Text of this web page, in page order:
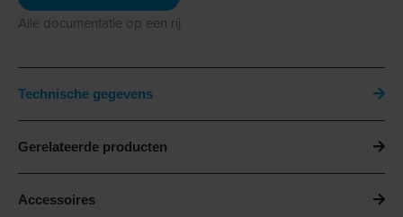
Alle documentatie op een rij
Technische gegevens
Gerelateerde producten
Accessoires